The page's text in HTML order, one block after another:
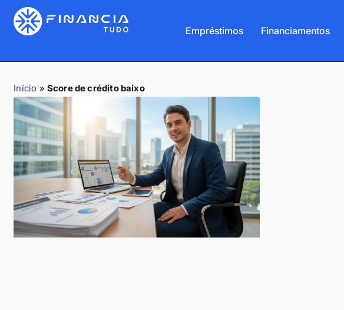
Empréstimos Financiamentos
Início » Score de crédito baixo